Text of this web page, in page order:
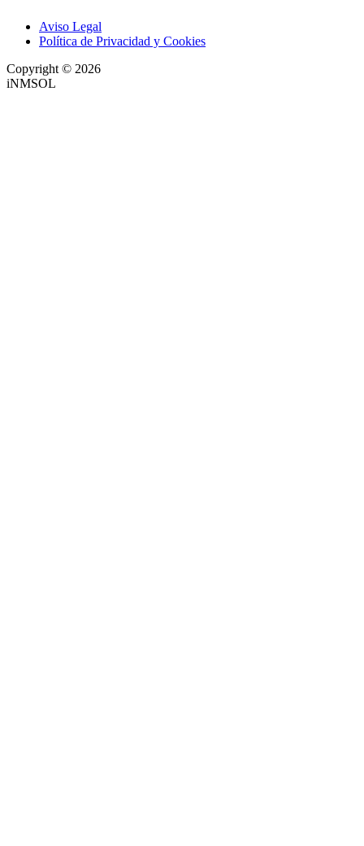
Aviso Legal
Política de Privacidad y Cookies
Copyright © 2026
iNMSOL